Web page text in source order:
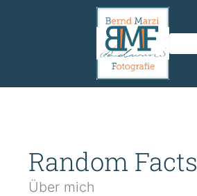
Random Facts
Über mich